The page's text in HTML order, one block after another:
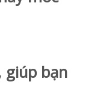
giúp bạn